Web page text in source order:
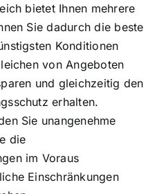
bietet Ihnen mehrere
Sie dadurch die beste
Konditionen
von Angeboten
und gleichzeitig den
erhalten.
Sie unangenehme
die
im Voraus
Einschränkungen